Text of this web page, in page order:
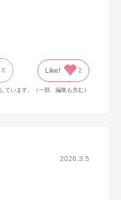
0 Like! 2
います。（一部、編集も含む）
2026.3.5